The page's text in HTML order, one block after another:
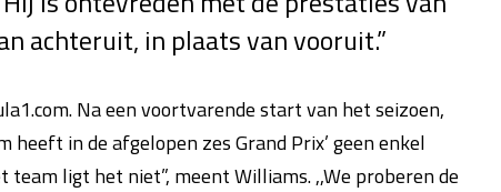
achteruit, in plaats van vooruit.”
Na een voortvarende start van het seizoen,
in de afgelopen zes Grand Prix’ geen enkel
ligt het niet”, meent Williams. ,,We proberen de